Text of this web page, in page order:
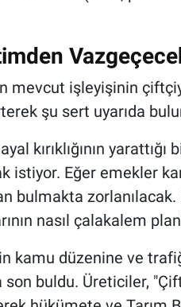
mevcut işleyişinin
şu sert uyarıda
kırıklığının
istiyor. Eğer emekler
bulmakta
nasıl çalakalem
kamu düzenine ve
son buldu. Üreticiler,